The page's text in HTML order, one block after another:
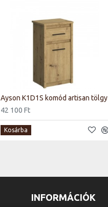
Ayson K1D1S komód artisan tölgy
42 100 Ft
Kosárba
INFORMÁCIÓK